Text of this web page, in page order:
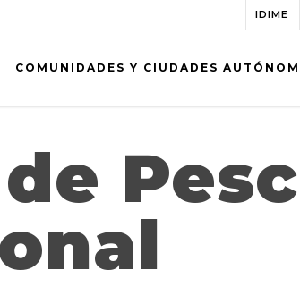
IDIME
COMUNIDADES Y CIUDADES